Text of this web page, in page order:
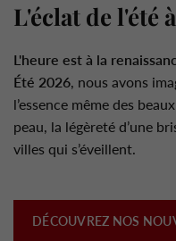
L'éclat de l'été
L'heure est à la
Été 2026, nous avons
l’essence même des
peau, la légèreté d’une
villes qui s’éveillent.
DÉCOUVREZ NOS